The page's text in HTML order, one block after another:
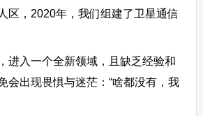
区，2020年，我们组建了卫星通信
进入一个全新领域，且缺乏经验和
会出现畏惧与迷茫：“啥都没有，我